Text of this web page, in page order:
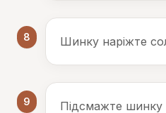
8 Шинку наріжте
9
Підсмажте шинку